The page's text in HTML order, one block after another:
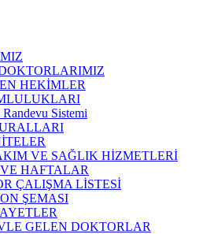
HEKİMLER
Sistemi
VE SAĞLIK HİZMETLERİ
HAFTALAR
ÇALIŞMA LİSTESİ
ŞEMASI
GELEN DOKTORLAR